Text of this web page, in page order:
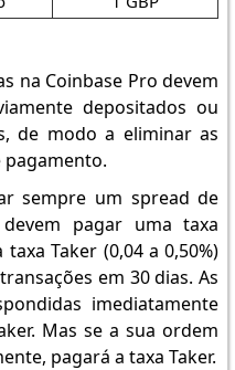
na Coinbase Pro devem
depositados ou
de modo a eliminar as
pagamento.
sempre um spread de
pagar uma taxa
Taker (0,04 a 0,50%)
em 30 dias. As
imediatamente
Mas se a sua ordem
pagará a taxa Taker.